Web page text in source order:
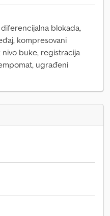
blokada,
kompresovani
nivo buke, registracija
ugrađeni